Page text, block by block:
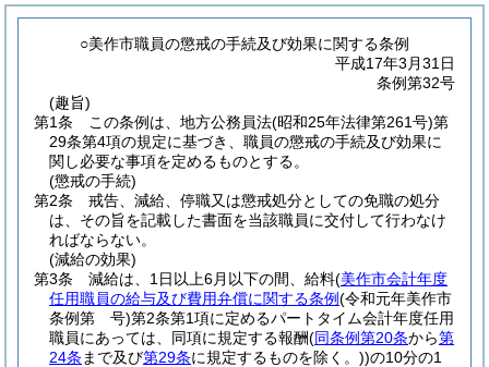
○美作市職員の懲戒の手続及び効果に関する条例
平成17年3月31日
条例第32号
(趣旨)
第1条
この条例は、地方公務員法(昭和25年法律第261号)第
29条第4項の規定に基づき、職員の懲戒の手続及び効果に
関し必要な事項を定めるものとする。
(懲戒の手続)
第2条
戒告、減給、停職又は懲戒処分としての免職の処分
は、その旨を記載した書面を当該職員に交付して行わなけ
ればならない。
(減給の効果)
第3条
減給は、1日以上6月以下の間、給料(美作市会計年度
任用職員の給与及び費用弁償に関する条例(令和元年美作市
条例第 号)第2条第1項に定めるパートタイム会計年度任用
職員にあっては、同項に規定する報酬(同条例第20条から第
24条 まで及び第29条に規定するものを除く。))の10分の1